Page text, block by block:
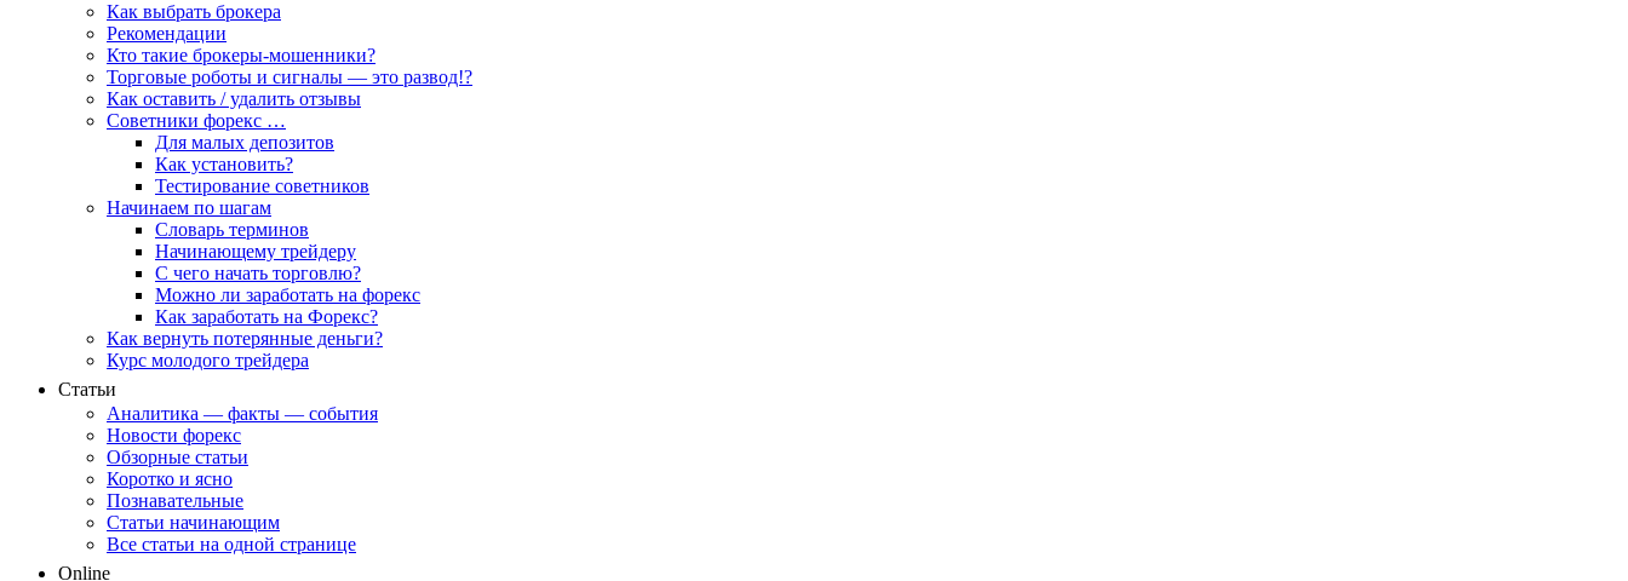
Как выбрать брокера
Рекомендации
Кто такие брокеры-мошенники?
Торговые роботы и сигналы — это развод!?
Как оставить / удалить отзывы
Советники форекс …
Для малых депозитов
Как установить?
Тестирование советников
Начинаем по шагам
Словарь терминов
Начинающему трейдеру
С чего начать торговлю?
Можно ли заработать на форекс
Как заработать на Форекс?
Как вернуть потерянные деньги?
Курс молодого трейдера
Статьи
Аналитика — факты — события
Новости форекс
Обзорные статьи
Коротко и ясно
Познавательные
Статьи начинающим
Все статьи на одной странице
Online